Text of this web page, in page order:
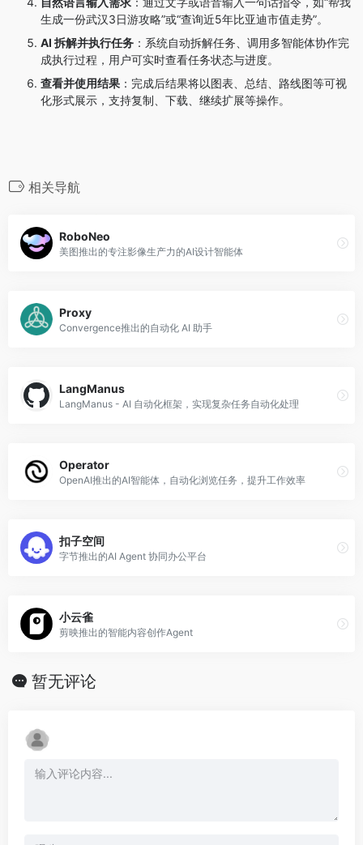
生成一份武汉3日游攻略”或“查询近5年比亚迪市值走势”。
AI 拆解并执行任务 ：系统自动拆解任务、调用多智能体协作完
成执行过程，用户可实时查看任务状态与进度。
查看并使用结果 ：完成后结果将以图表、总结、路线图等可视
化形式展示，支持复制、下载、继续扩展等操作。
相关导航
RoboNeo
美图推出的专注影像生产力的AI设计智能体
Proxy
Convergence推出的自动化 AI 助手
LangManus
LangManus - AI 自动化框架，实现复杂任务自动化处理
Operator
OpenAI推出的AI智能体，自动化浏览任务，提升工作效率
扣子空间
字节推出的AI Agent 协同办公平台
小云雀
剪映推出的智能内容创作Agent
暂无评论